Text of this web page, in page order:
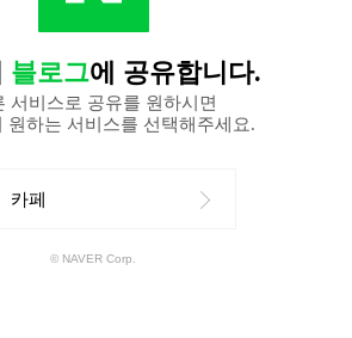
블로그에 공유합니다.
서비스로 공유를 원하시면
원하는 서비스를 선택해주세요.
카페
공
© NAVER Corp.